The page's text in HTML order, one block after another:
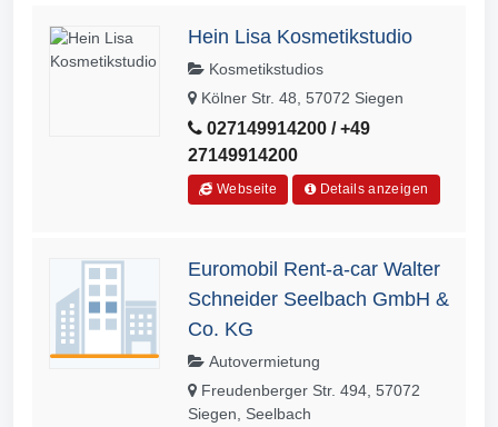
Hein Lisa Kosmetikstudio
Kosmetikstudios
Kölner Str. 48, 57072 Siegen
027149914200 / +49
27149914200
Webseite Details anzeigen
Euromobil Rent-a-car Walter
Schneider Seelbach GmbH &
Co. KG
Autovermietung
Freudenberger Str. 494, 57072
Siegen, Seelbach